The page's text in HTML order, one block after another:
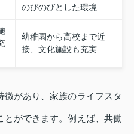
のびのびとした環境
幼稚園から高校まで近
接、文化施設も充実
徴があり、家族のライフスタ
とができます。例えば、共働